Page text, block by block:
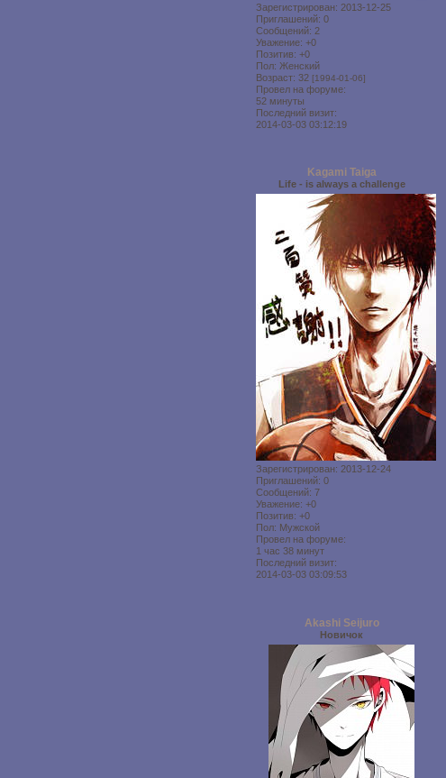
Зарегистрирован: 2013-12-25
Приглашений: 0
Сообщений: 2
Уважение: +0
Позитив: +0
Пол: Женский
Возраст: 32[1994-01-06]
Провел на форуме:
52 минуты
Последний визит:
2014-03-03 03:12:19
Kagami Taiga
Life - is always a challenge
Зарегистрирован: 2013-12-24
Приглашений: 0
Сообщений: 7
Уважение: +0
Позитив: +0
Пол: Мужской
Провел на форуме:
1 час 38 минут
Последний визит:
2014-03-03 03:09:53
Akashi Seijuro
Новичок